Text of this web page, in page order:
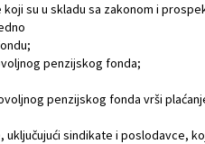
su u skladu sa zakonom i
penzijskog fonda;
penzijskog fonda vrši
sindikate i poslodavce,